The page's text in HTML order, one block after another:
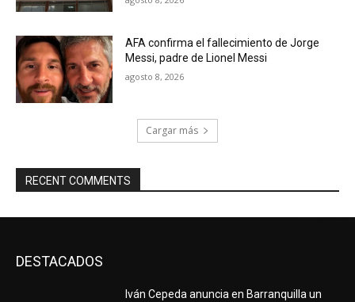
AFA confirma el fallecimiento de Jorge
Messi, padre de Lionel Messi
agosto 8, 2026
Cargar más
RECENT COMMENTS
DESTACADOS
Iván Cepeda anuncia en Barranquilla un